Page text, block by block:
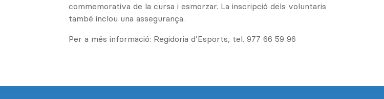
commemorativa de la cursa i esmorzar. La inscripció dels voluntaris
també inclou una assegurança.
Per a més informació: Regidoria d’Esports, tel. 977 66 59 96